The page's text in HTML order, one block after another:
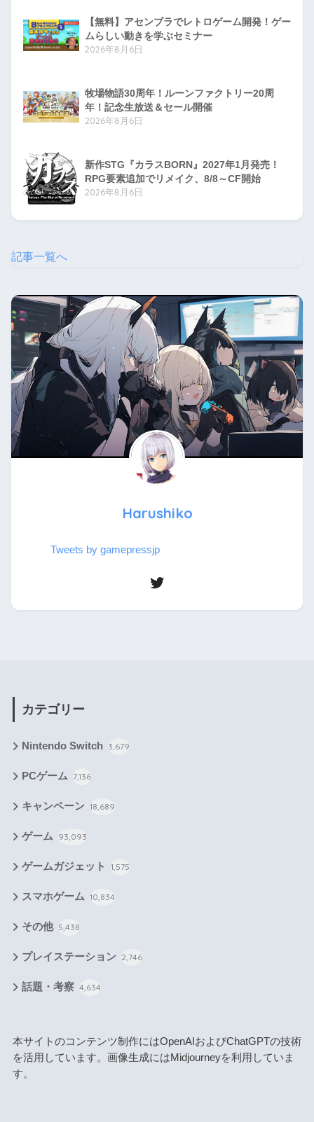
【無料】アセンブラでレトロゲーム開発！ゲー
ムらしい動きを学ぶセミナー
2026年8月6日
牧場物語30周年！ルーンファクトリー20周
年！記念生放送＆セール開催
2026年8月6日
新作STG『カラスBORN』2027年1月発売！
RPG要素追加でリメイク、8/8～CF開始
2026年8月6日
記事一覧へ
Harushiko
Tweets by gamepressjp
カテゴリー
Nintendo Switch 3,679
PCゲーム 7,136
キャンペーン 18,689
ゲーム 93,093
ゲームガジェット 1,575
スマホゲーム 10,834
その他 5,438
プレイステーション 2,746
話題・考察 4,634
本サイトのコンテンツ制作にはOpenAIおよびChatGPTの技術
を活用しています。画像生成にはMidjourneyを利用していま
す。